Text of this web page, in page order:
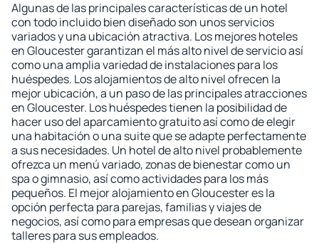
Algunas de las principales características de un hotel
con todo incluido bien diseñado son unos servicios
variados y una ubicación atractiva. Los mejores hoteles
en Gloucester garantizan el más alto nivel de servicio así
como una amplia variedad de instalaciones para los
huéspedes. Los alojamientos de alto nivel ofrecen la
mejor ubicación, a un paso de las principales atracciones
en Gloucester. Los huéspedes tienen la posibilidad de
hacer uso del aparcamiento gratuito así como de elegir
una habitación o una suite que se adapte perfectamente
a sus necesidades. Un hotel de alto nivel probablemente
ofrezca un menú variado, zonas de bienestar como un
spa o gimnasio, así como actividades para los más
pequeños. El mejor alojamiento en Gloucester es la
opción perfecta para parejas, familias y viajes de
negocios, así como para empresas que desean organizar
talleres para sus empleados.